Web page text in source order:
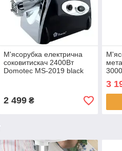
М'ясорубка електрична
соковитискач 2400Вт
Domotec MS-2019 black
2 499₴
3